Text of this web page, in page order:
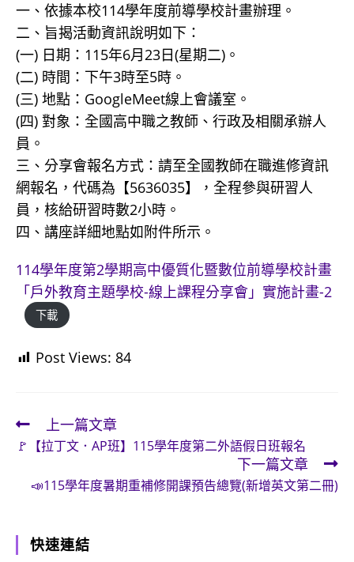
一、依據本校114學年度前導學校計畫辦理。
二、旨揭活動資訊說明如下：
(一) 日期：115年6月23日(星期二)。
(二) 時間：下午3時至5時。
(三) 地點：GoogleMeet線上會議室。
(四) 對象：全國高中職之教師、行政及相關承辦人
員。
三、分享會報名方式：請至全國教師在職進修資訊
網報名，代碼為【5636035】，全程參與研習人
員，核給研習時數2小時。
四、講座詳細地點如附件所示。
114學年度第2學期高中優質化暨數位前導學校計畫
「戶外教育主題學校-線上課程分享會」實施計畫-2
下載
Post Views: 84
Read
more
articles
上一篇文章
🚩【拉丁文．AP班】115學年度第二外語假日班報名
下一篇文章
📣115學年度暑期重補修開課預告總覽(新增英文第二冊)
快速連結